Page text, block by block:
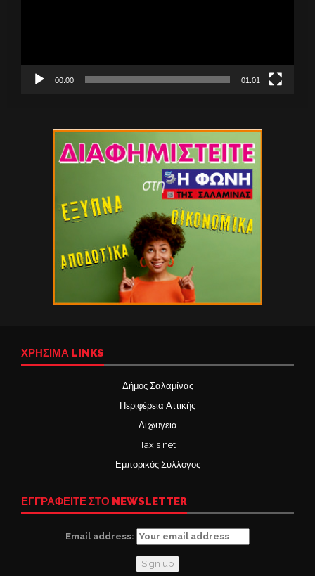
00:00 01:01
ΧΡΉΣΙΜΑ LINKS
Δήμος Σαλαμίνας
Περιφέρεια Αττικής
Δι@υγεια
Taxis net
Εμπορικός Σύλλογος
ΕΓΓΡΑΦΕΙΤΕ ΣΤΟ NEWSLETTER
Email address: